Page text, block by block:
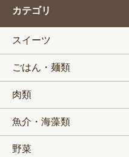
カテゴリ
スイーツ
ごはん・麺類
肉類
魚介・海藻類
野菜